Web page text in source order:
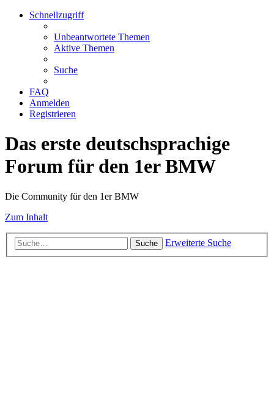
Schnellzugriff
Unbeantwortete Themen
Aktive Themen
Suche
FAQ
Anmelden
Registrieren
Das erste deutschsprachige
Forum für den 1er BMW
Die Community für den 1er BMW
Zum Inhalt
Suche Erweiterte Suche